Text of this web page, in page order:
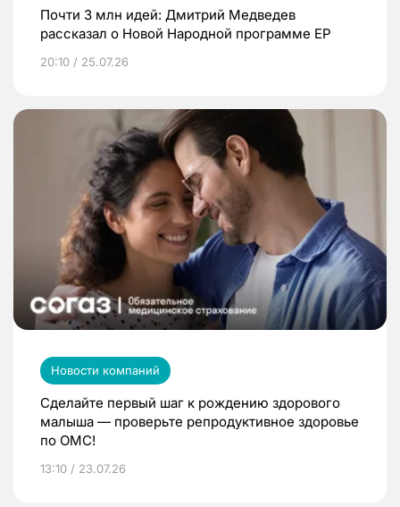
Почти 3 млн идей: Дмитрий Медведев
рассказал о Новой Народной программе ЕР
20:10 / 25.07.26
Новости компаний
Сделайте первый шаг к рождению здорового
малыша — проверьте репродуктивное здоровье
по ОМС!
13:10 / 23.07.26